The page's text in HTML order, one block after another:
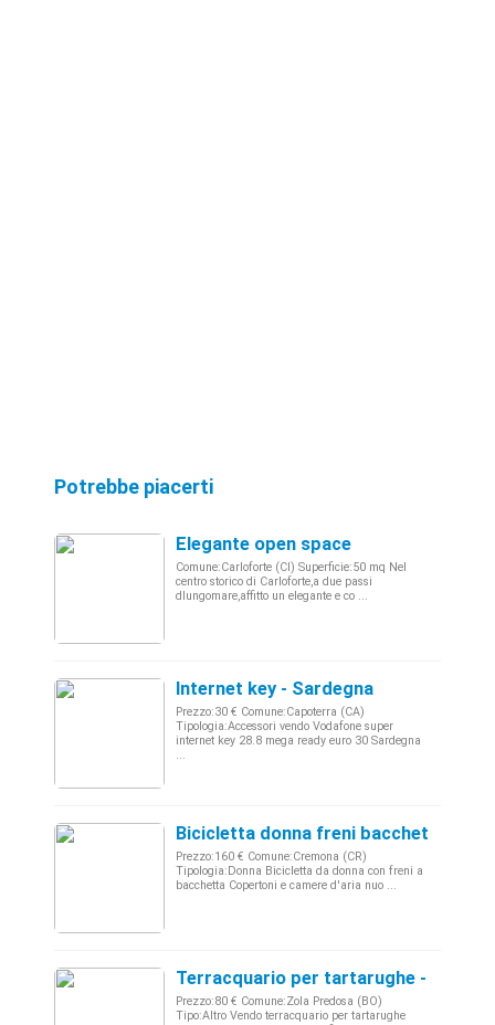
Potrebbe piacerti
Elegante open space
Comune:Carloforte (CI) Superficie:50 mq Nel
centro storico di Carloforte,a due passi
dlungomare,affitto un elegante e co ...
Internet key - Sardegna
Prezzo:30 € Comune:Capoterra (CA)
Tipologia:Accessori vendo Vodafone super
internet key 28.8 mega ready euro 30 Sardegna
...
Bicicletta donna freni bacchetta -
Prezzo:160 € Comune:Cremona (CR)
Tipologia:Donna Bicicletta da donna con freni a
bacchetta Copertoni e camere d'aria nuo ...
Terracquario per tartarughe - Emilia-
Prezzo:80 € Comune:Zola Predosa (BO)
Tipo:Altro Vendo terracquario per tartarughe